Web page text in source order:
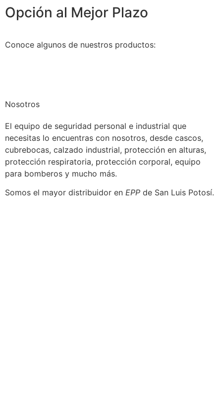
Opción al Mejor Plazo
Conoce algunos de nuestros productos:
Nosotros
El equipo de seguridad personal e industrial que
necesitas lo encuentras con nosotros, desde cascos,
cubrebocas, calzado industrial, protección en alturas,
protección respiratoria, protección corporal, equipo
para bomberos y mucho más.
Somos el mayor distribuidor en EPP de San Luis Potosí.